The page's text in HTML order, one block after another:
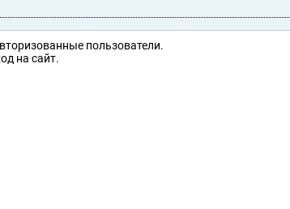
пользователи.
на сайт.